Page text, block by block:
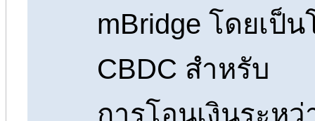
mBridge โดยเป็
CBDC สำหรับ
การโอนเงินระห